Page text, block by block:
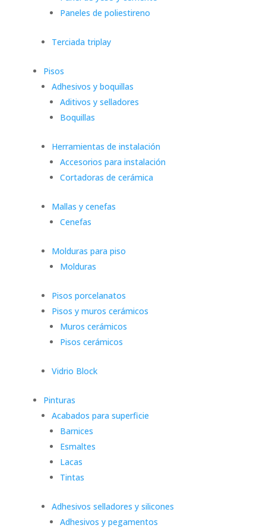
Paneles de poliestireno
Terciada triplay
Pisos
Adhesivos y boquillas
Aditivos y selladores
Boquillas
Herramientas de instalación
Accesorios para instalación
Cortadoras de cerámica
Mallas y cenefas
Cenefas
Molduras para piso
Molduras
Pisos porcelanatos
Pisos y muros cerámicos
Muros cerámicos
Pisos cerámicos
Vidrio Block
Pinturas
Acabados para superficie
Barnices
Esmaltes
Lacas
Tintas
Adhesivos selladores y silicones
Adhesivos y pegamentos